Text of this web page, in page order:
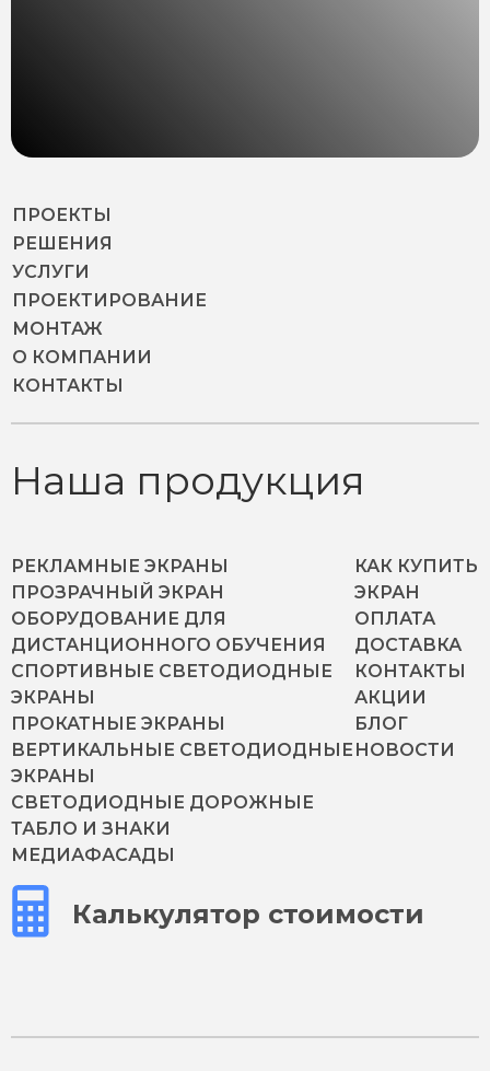
ПРОЕКТЫ
РЕШЕНИЯ
УСЛУГИ
ПРОЕКТИРОВАНИЕ
МОНТАЖ
О КОМПАНИИ
КОНТАКТЫ
Наша продукция
РЕКЛАМНЫЕ ЭКРАНЫ
ПРОЗРАЧНЫЙ ЭКРАН
ОБОРУДОВАНИЕ ДЛЯ
ДИСТАНЦИОННОГО ОБУЧЕНИЯ
СПОРТИВНЫЕ СВЕТОДИОДНЫЕ
ЭКРАНЫ
ПРОКАТНЫЕ ЭКРАНЫ
ВЕРТИКАЛЬНЫЕ СВЕТОДИОДНЫЕ
ЭКРАНЫ
СВЕТОДИОДНЫЕ ДОРОЖНЫЕ
ТАБЛО И ЗНАКИ
МЕДИАФАСАДЫ
КАК КУПИТЬ
ЭКРАН
ОПЛАТА
ДОСТАВКА
КОНТАКТЫ
АКЦИИ
БЛОГ
НОВОСТИ
Калькулятор стоимости